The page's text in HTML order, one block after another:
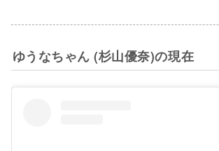
ゆうなちゃん (杉山優奈)の現在